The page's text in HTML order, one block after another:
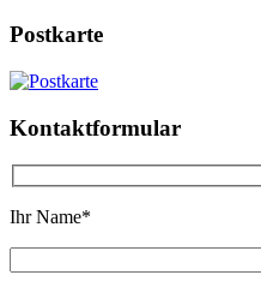
Postkarte
Kontaktformular
Ihr Name*